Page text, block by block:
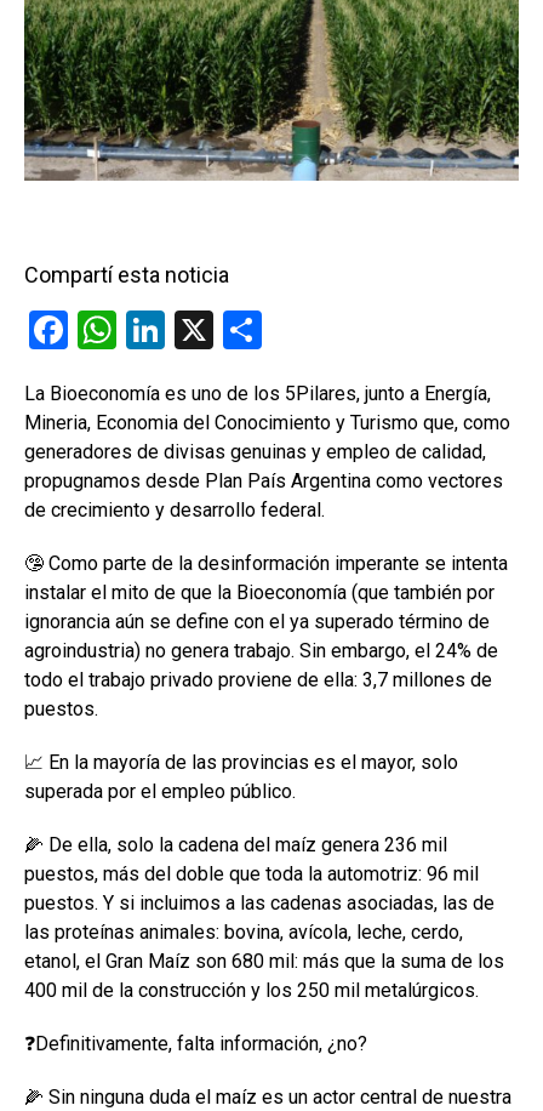
Compartí esta noticia
F
ce
b
o
o
k
W
at
s
A
p
p
Li
ke
dI
n
X
m
p
ar
tir
La Bioeconomía es uno de los 5Pilares, junto a Energía,
Mineria, Economia del Conocimiento y Turismo que, como
generadores de divisas genuinas y empleo de calidad,
propugnamos desde Plan País Argentina como vectores
de crecimiento y desarrollo federal.
🤥 Como parte de la desinformación imperante se intenta
instalar el mito de que la Bioeconomía (que también por
ignorancia aún se define con el ya superado término de
agroindustria) no genera trabajo. Sin embargo, el 24% de
todo el trabajo privado proviene de ella: 3,7 millones de
puestos.
📈 En la mayoría de las provincias es el mayor, solo
superada por el empleo público.
🌽 De ella, solo la cadena del maíz genera 236 mil
puestos, más del doble que toda la automotriz: 96 mil
puestos. Y si incluimos a las cadenas asociadas, las de
las proteínas animales: bovina, avícola, leche, cerdo,
etanol, el Gran Maíz son 680 mil: más que la suma de los
400 mil de la construcción y los 250 mil metalúrgicos.
❓Definitivamente, falta información, ¿no?
🌽 Sin ninguna duda el maíz es un actor central de nuestra